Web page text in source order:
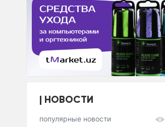
НОВОСТИ
популярные новости